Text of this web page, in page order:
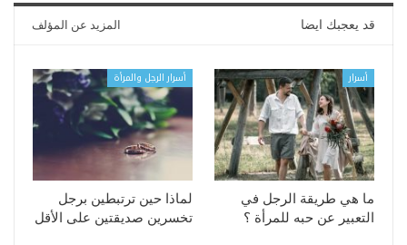
قد يعجبك ايضا المزيد عن المؤلف
أسرار
ما هي طريقة الرجل في
التعبير عن حبه للمرأة ؟
أسرار الرجل والمرأة
لماذا حين ترتبطين برجل
تخسرين صديقتين على الأقل